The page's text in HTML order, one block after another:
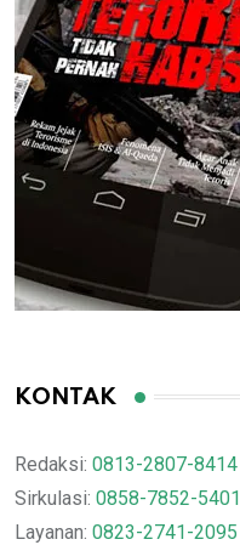
KONTAK
Redaksi: 0813-2807-8414
Sirkulasi: 0858-7852-5401
Layanan: 0823-2741-2095